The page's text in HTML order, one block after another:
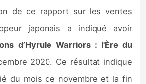
de ce rapport sur les ventes
japonais a indiqué avoir
d’Hyrule Warriors : l'Ère du
2020. Ce résultat indique
du mois de novembre et la fin